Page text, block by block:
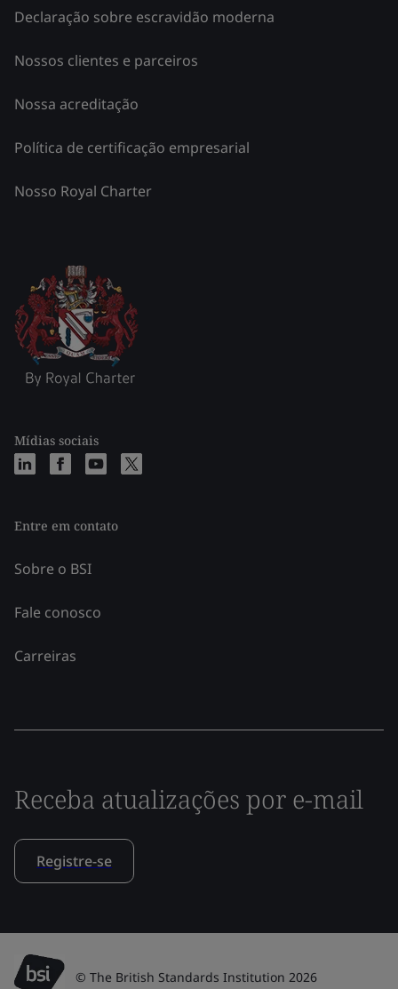
Declaração sobre escravidão moderna
Nossos clientes e parceiros
Nossa acreditação
Política de certificação empresarial
Nosso Royal Charter
Mídias sociais
Entre em contato
Sobre o BSI
Fale conosco
Carreiras
Receba atualizações por e-mail
Registre-se
© The British Standards Institution 2026